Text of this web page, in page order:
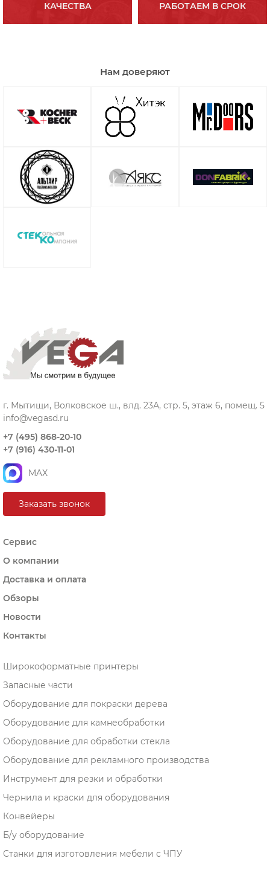
КАЧЕСТВА РАБОТАЕМ В СРОК
Нам доверяют
г. Мытищи, Волковское ш., влд. 23А, стр. 5, этаж 6, помещ. 5
info@vegasd.ru
+7 (495) 868-20-10
+7 (916) 430-11-01
MAX
Заказать звонок
Сервис
О компании
Доставка и оплата
Обзоры
Новости
Контакты
Широкоформатные принтеры
Запасные части
Оборудование для покраски дерева
Оборудование для камнеобработки
Оборудование для обработки стекла
Оборудование для рекламного производства
Инструмент для резки и обработки
Чернила и краски для оборудования
Конвейеры
Б/у оборудование
Станки для изготовления мебели с ЧПУ